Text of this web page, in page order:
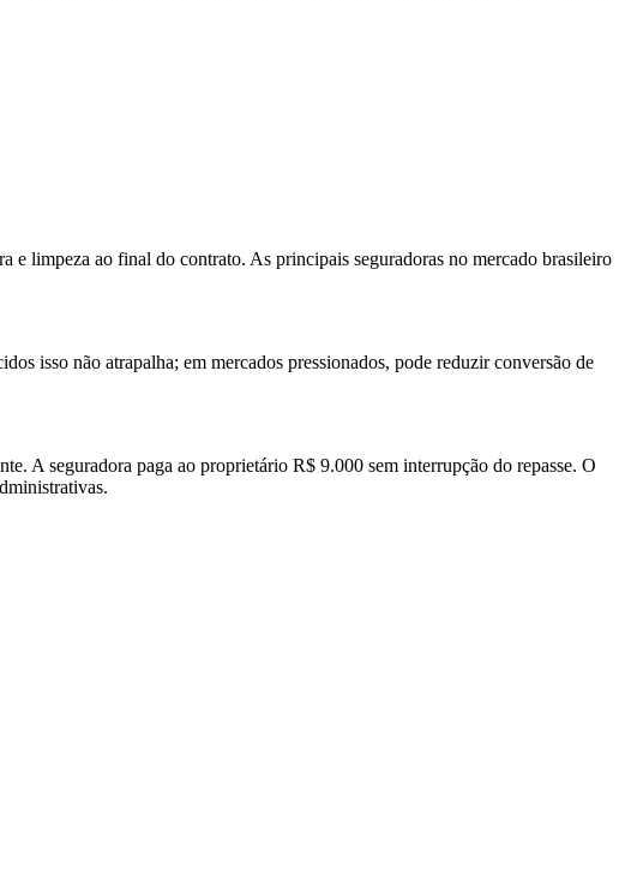
limpeza ao final do contrato. As principais seguradoras no mercado brasileiro
isso não atrapalha; em mercados pressionados, pode reduzir conversão de
A seguradora paga ao proprietário R$ 9.000 sem interrupção do repasse. O